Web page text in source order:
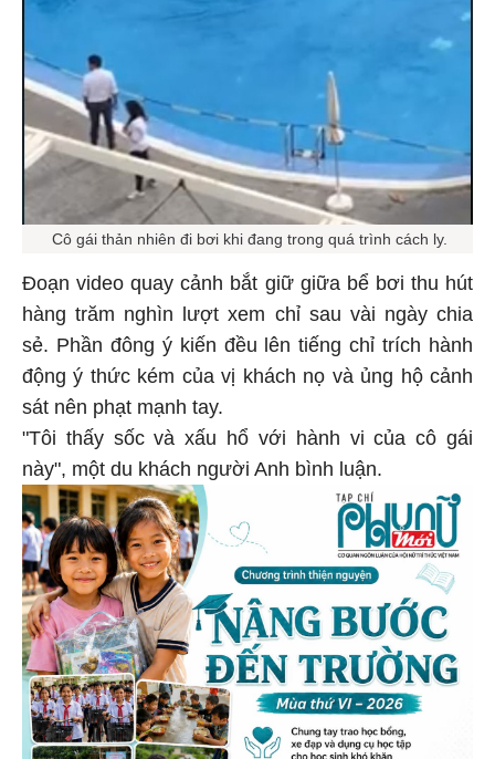
Cô gái thản nhiên đi bơi khi đang trong quá trình cách ly.
Đoạn video quay cảnh bắt giữ giữa bể bơi thu hút
hàng trăm nghìn lượt xem chỉ sau vài ngày chia
sẻ. Phần đông ý kiến đều lên tiếng chỉ trích hành
động ý thức kém của vị khách nọ và ủng hộ cảnh
sát nên phạt mạnh tay.
"Tôi thấy sốc và xấu hổ với hành vi của cô gái
này", một du khách người Anh bình luận.